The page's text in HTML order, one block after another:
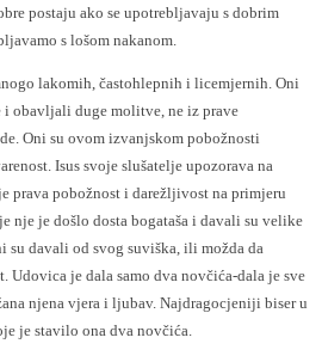
postaju ako se upotrebljavaju s dobrim
s lošom nakanom.
lakomih, častohlepnih i licemjernih. Oni
obavljali duge molitve, ne iz prave
Oni su ovom izvanjskom pobožnosti
Isus svoje slušatelje upozorava na
prava pobožnost i darežljivost na primjeru
nje je došlo dosta bogataša i davali su velike
su davali od svog suviška, ili možda da
je dala samo dva novčića-dala je sve
njena vjera i ljubav. Najdragocjeniji biser u
je stavilo ona dva novčića.